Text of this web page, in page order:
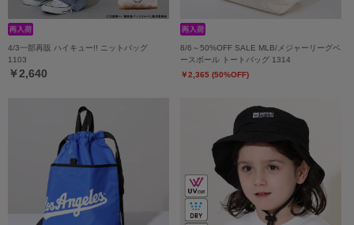
4/3一部再販 ハイキュー!! ニットバッグ
1103
￥2,640
8/6～50%OFF SALE MLB/メジャーリーグベ
ースボール トートバッグ 1314
￥2,365 (50%OFF)